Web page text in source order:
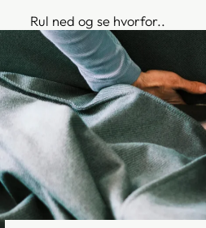
Rul ned og se hvorfor..